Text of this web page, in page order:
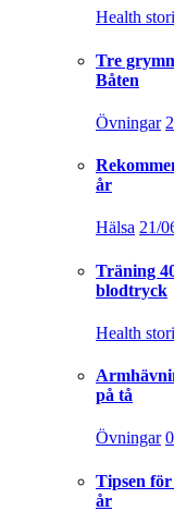
Health
Tre
Båten
Övningar
år
Hälsa 21/
Träning
blodtryck
Health
på tå
Övningar
Tipsen
år